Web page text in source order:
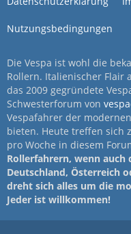
Nutzungsbedingungen
Die Vespa ist wohl die
Rollern. Italienischer Flair
das 2009 gegründete
Schwesterforum von
Vespafahrer der
bieten. Heute treffen sich
pro Woche in diesem
Rollerfahrern, wenn
Deutschland, Österreich
dreht sich alles um die
Jeder ist willkommen!